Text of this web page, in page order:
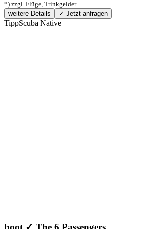
*) zzgl. Flüge, Trinkgelder
weitere Details
✓ Jetzt anfragen
TippScuba Native